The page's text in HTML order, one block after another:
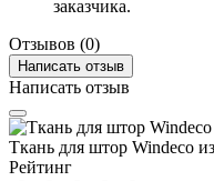
заказчика.
Отзывов (0)
Написать отзыв
Написать отзыв
Ткань для штор Windeco
Рейтинг